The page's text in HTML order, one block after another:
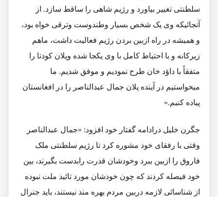
سلطنتی تغییر بیاورد و رژیم شاهی را ساقط سازد. از
آنجائیکه وی یک شخص بسیار وطندوست وترقی خواه بود،
و همیشه در راه ازبین بردن رژیم فعالیت داشت، ماهم
زیرکانه و با احتیاط کامل با وی یکجا شده وپلان کودتا را
متفقاً با داؤد خان طرح نمودیم و موفق شدیم. ما
میخواستیم در آینده پلان جمال عبدالناصر را در افغانستان
پیاده کنیم.»
جگرن خلیل درادامه گفتار خود افزود: «جمال عبدالناصر
وقتی با رفقای خود مشوره کرد تا رژیم سلطنتی ملک
فاروق را ازبین ببرد وخودشان قدرت رابدست بگیرند، بین
خود فیصله کردند که چون خودشان مورد تائید ملت نبوده
از شناسائی لازمه دربین مردم بهره مند نیستند، باید جنرال